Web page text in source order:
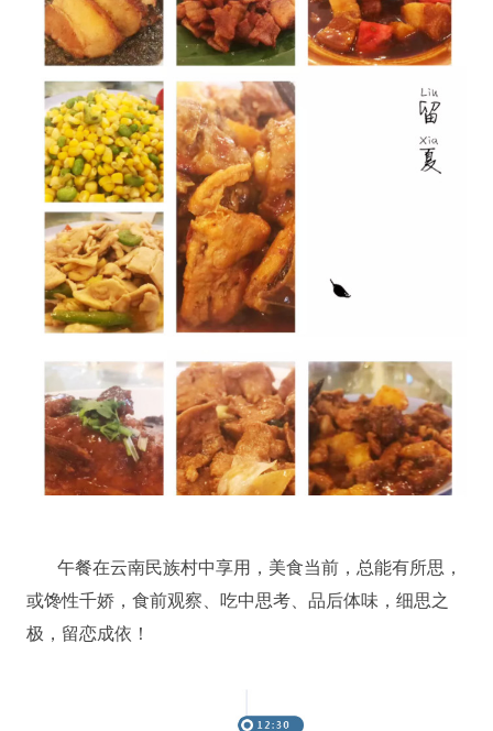
午餐在云南民族村中享用，美食当前，总能有所思，
或馋性千娇，食前观察、吃中思考、品后体味，细思之
极，留恋成依！